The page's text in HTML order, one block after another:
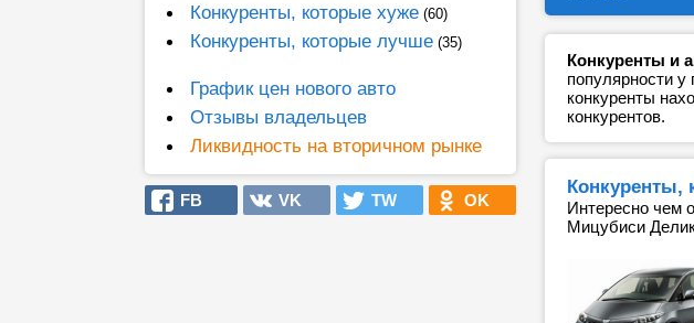
Конкуренты, которые хуже (60)
Конкуренты, которые лучше (35)
График цен нового авто
Отзывы владельцев
Ликвидность на вторичном рынке
FB VK TW OK
Конкуренты и
популярности у
конкуренты
конкурентов.
Конкуренты,
Интересно чем
Мицубиси